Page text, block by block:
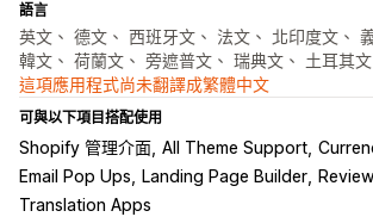
語言
英文、 德文、 西班牙文、 法文、 北印度文、
韓文、 荷蘭文、 旁遮普文、 瑞典文、 土耳其
這項應用程式尚未翻譯成繁體中文
可與以下項目搭配使用
Shopify 管理介面 All Theme Support
Email Pop Ups
Landing Page Builder
Translation Apps